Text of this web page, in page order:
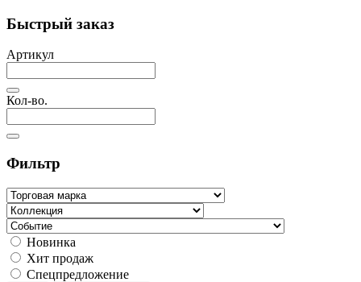
Быстрый заказ
Артикул
Кол-во.
Фильтр
Новинка
Хит продаж
Спецпредложение